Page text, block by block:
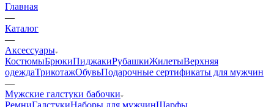
Главная
—
Каталог
—
Аксессуары
КостюмыБрюкиПиджакиРубашкиЖилетыВерхняя
одеждаТрикотажОбувьПодарочные сертификаты для мужчин
—
Мужские галстуки бабочки
РемниГалстукиНаборы для мужчинШарфы